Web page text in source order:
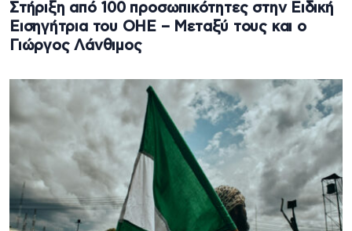
Στήριξη από 100 προσωπικότητες στην Ειδική
Εισηγήτρια του ΟΗΕ – Μεταξύ τους και ο
Γιώργος Λάνθιμος